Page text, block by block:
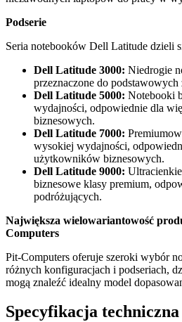
Podserie
Seria notebooków Dell Latitude dzieli
Dell Latitude 3000: Niedrogie
przeznaczone do podstawowych
Dell Latitude 5000: Notebooki
wydajności, odpowiednie dla
biznesowych.
Dell Latitude 7000:
wysokiej wydajności,
użytkowników biznesowych.
Dell Latitude 9000:
biznesowe klasy premium,
podróżujących.
Największa wielowariantowość
Computers
Pit-Computers oferuje szeroki wybór
różnych konfiguracjach i podseriach,
mogą znaleźć idealny model
Specyfikacja techniczna